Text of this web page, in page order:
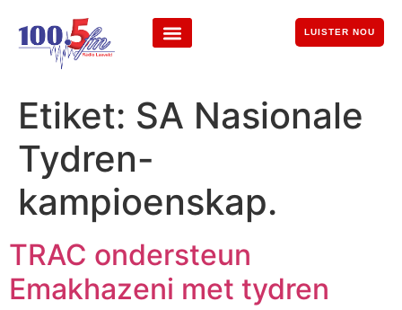
LUISTER NOU
Etiket: SA Nasionale
Tydren-
kampioenskap.
TRAC ondersteun
Emakhazeni met tydren